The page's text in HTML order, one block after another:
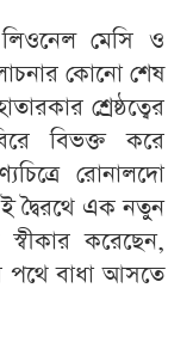
লিওনেল মেসি ও
কোনো শেষ
শ্রেষ্ঠত্বের
বিভক্ত করে
রোনালদো
দ্বৈরথে এক নতুন
করেছেন,
পথে বাধা আসতে